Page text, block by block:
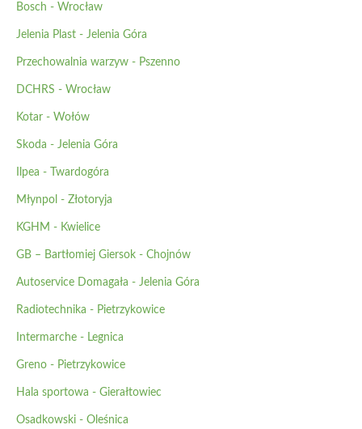
Bosch - Wrocław
Jelenia Plast - Jelenia Góra
Przechowalnia warzyw - Pszenno
DCHRS - Wrocław
Kotar - Wołów
Skoda - Jelenia Góra
Ilpea - Twardogóra
Młynpol - Złotoryja
KGHM - Kwielice
GB – Bartłomiej Giersok - Chojnów
Autoservice Domagała - Jelenia Góra
Radiotechnika - Pietrzykowice
Intermarche - Legnica
Greno - Pietrzykowice
Hala sportowa - Gierałtowiec
Osadkowski - Oleśnica